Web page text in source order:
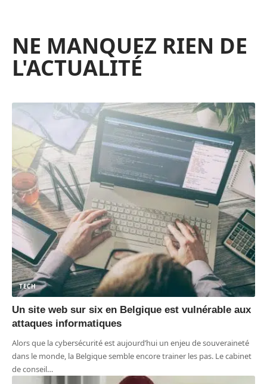
NE MANQUEZ RIEN DE
L'ACTUALITÉ
TECH
Un site web sur six en Belgique est vulnérable aux
attaques informatiques
Alors que la cybersécurité est aujourd’hui un enjeu de souveraineté
dans le monde, la Belgique semble encore trainer les pas. Le cabinet
de conseil…